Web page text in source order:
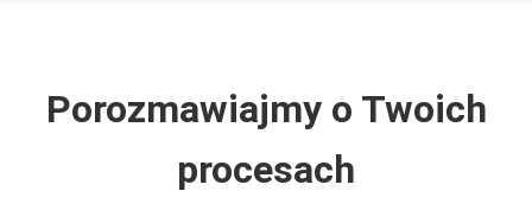
Porozmawiajmy o Twoich
procesach